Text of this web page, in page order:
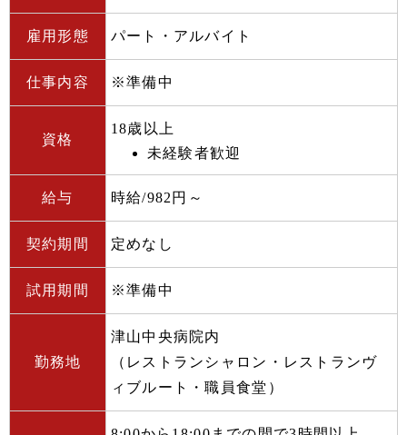
雇用形態 パート・アルバイト
仕事内容 ※準備中
資格
18歳以上
未経験者歓迎
給与 時給/982円～
契約期間 定めなし
試用期間 ※準備中
勤務地
津山中央病院内
（レストランシャロン・レストランヴ
ィブルート・職員食堂）